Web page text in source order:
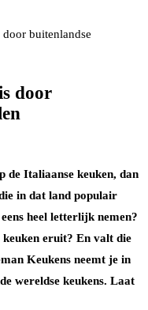
door buitenlandse
door
de Italiaanse keuken, dan
in dat land populair
heel letterlijk nemen?
eruit? En valt die
Keukens neemt je in
wereldse keukens. Laat